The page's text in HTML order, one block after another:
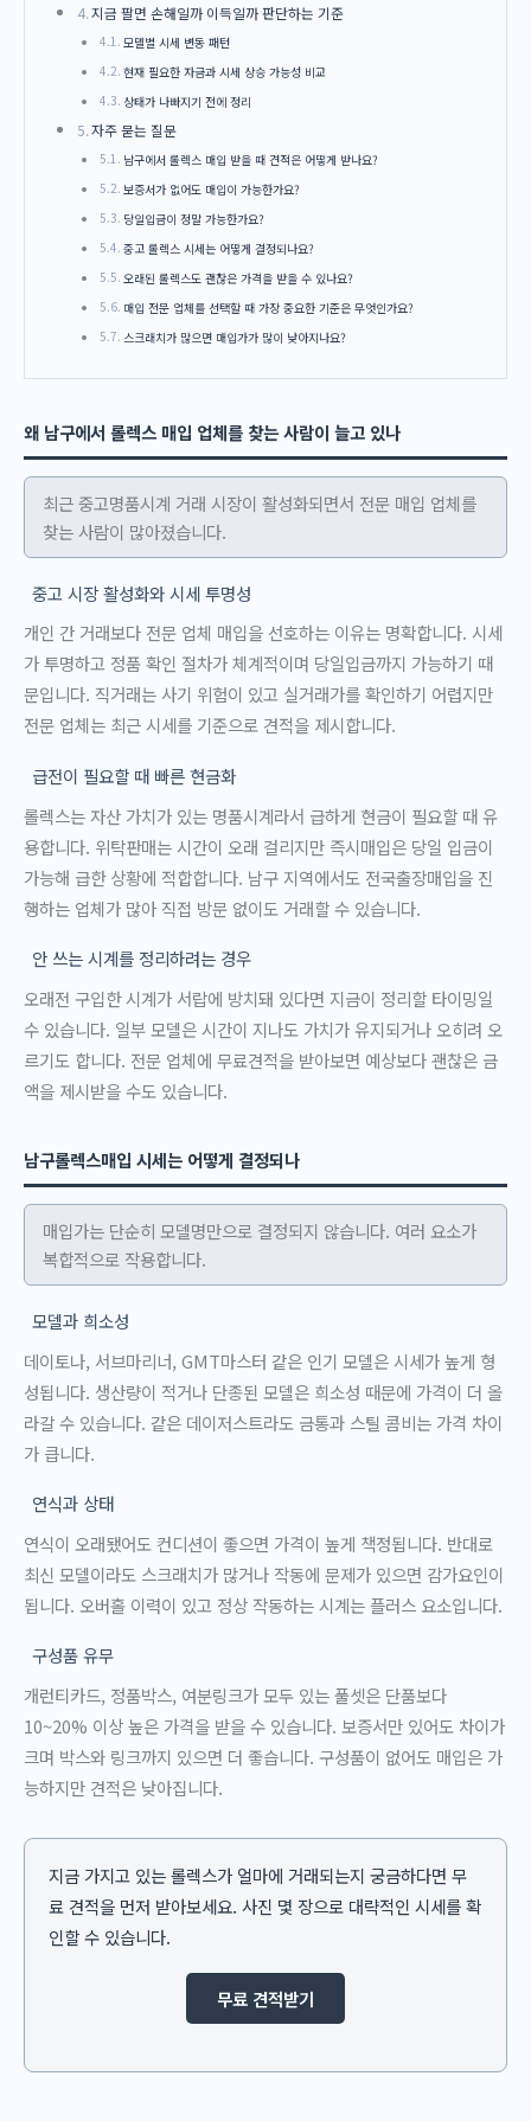
지금 팔면 손해일까 이득일까 판단하는 기준
모델별 시세 변동 패턴
현재 필요한 자금과 시세 상승 가능성 비교
상태가 나빠지기 전에 정리
자주 묻는 질문
남구에서 롤렉스 매입 받을 때 견적은 어떻게 받나요?
보증서가 없어도 매입이 가능한가요?
당일입금이 정말 가능한가요?
중고 롤렉스 시세는 어떻게 결정되나요?
오래된 롤렉스도 괜찮은 가격을 받을 수 있나요?
매입 전문 업체를 선택할 때 가장 중요한 기준은 무엇인가요?
스크래치가 많으면 매입가가 많이 낮아지나요?
왜 남구에서 롤렉스 매입 업체를 찾는 사람이 늘고 있나
최근 중고명품시계 거래 시장이 활성화되면서 전문 매입 업체를
찾는 사람이 많아졌습니다.
중고 시장 활성화와 시세 투명성
개인 간 거래보다 전문 업체 매입을 선호하는 이유는 명확합니다. 시세
가 투명하고 정품 확인 절차가 체계적이며 당일입금까지 가능하기 때
문입니다. 직거래는 사기 위험이 있고 실거래가를 확인하기 어렵지만
전문 업체는 최근 시세를 기준으로 견적을 제시합니다.
급전이 필요할 때 빠른 현금화
롤렉스는 자산 가치가 있는 명품시계라서 급하게 현금이 필요할 때 유
용합니다. 위탁판매는 시간이 오래 걸리지만 즉시매입은 당일 입금이
가능해 급한 상황에 적합합니다. 남구 지역에서도 전국출장매입을 진
행하는 업체가 많아 직접 방문 없이도 거래할 수 있습니다.
안 쓰는 시계를 정리하려는 경우
오래전 구입한 시계가 서랍에 방치돼 있다면 지금이 정리할 타이밍일
수 있습니다. 일부 모델은 시간이 지나도 가치가 유지되거나 오히려 오
르기도 합니다. 전문 업체에 무료견적을 받아보면 예상보다 괜찮은 금
액을 제시받을 수도 있습니다.
남구롤렉스매입 시세는 어떻게 결정되나
매입가는 단순히 모델명만으로 결정되지 않습니다. 여러 요소가
복합적으로 작용합니다.
모델과 희소성
데이토나, 서브마리너, GMT마스터 같은 인기 모델은 시세가 높게 형
성됩니다. 생산량이 적거나 단종된 모델은 희소성 때문에 가격이 더 올
라갈 수 있습니다. 같은 데이저스트라도 금통과 스틸 콤비는 가격 차이
가 큽니다.
연식과 상태
연식이 오래됐어도 컨디션이 좋으면 가격이 높게 책정됩니다. 반대로
최신 모델이라도 스크래치가 많거나 작동에 문제가 있으면 감가요인이
됩니다. 오버홀 이력이 있고 정상 작동하는 시계는 플러스 요소입니다.
구성품 유무
개런티카드, 정품박스, 여분링크가 모두 있는 풀셋은 단품보다
10~20% 이상 높은 가격을 받을 수 있습니다. 보증서만 있어도 차이가
크며 박스와 링크까지 있으면 더 좋습니다. 구성품이 없어도 매입은 가
능하지만 견적은 낮아집니다.
지금 가지고 있는 롤렉스가 얼마에 거래되는지 궁금하다면 무
료 견적을 먼저 받아보세요. 사진 몇 장으로 대략적인 시세를 확
인할 수 있습니다.
무료 견적받기